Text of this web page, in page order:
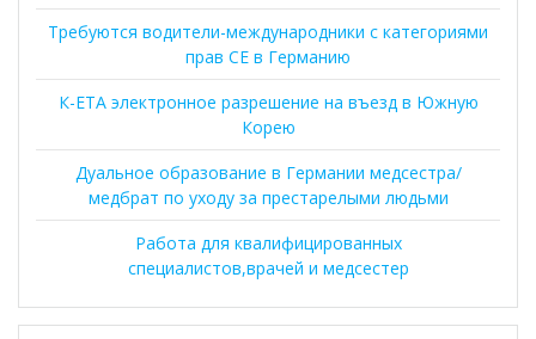
Требуются водители-международники с категориями
прав CE в Германию
К-ЕТА электронное разрешение на въезд в Южную
Корею
Дуальное образование в Германии медсестра/
медбрат по уходу за престарелыми людьми
Работа для квалифицированных
специалистов,врачей и медсестер